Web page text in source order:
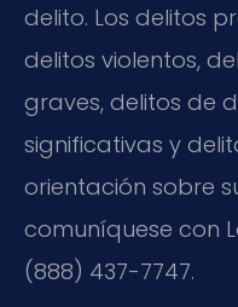
delito. Los delitos
delitos violentos,
graves, delitos de
significativas y
orientación sobre
comuníquese con
(888) 437-7747.